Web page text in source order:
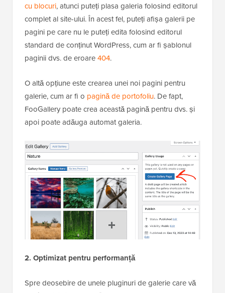
cu blocuri, atunci puteți plasa galeria folosind editorul
complet al site-ului. În acest fel, puteți afișa galerii pe
pagini pe care nu le puteți edita folosind editorul
standard de conținut WordPress, cum ar fi șablonul
paginii dvs. de eroare404.
O altă opțiune este crearea unei noi pagini pentru
galerie, cum ar fi o pagină de portofoliu. De fapt,
FooGallery poate crea această pagină pentru dvs. și
apoi poate adăuga automat galeria.
2. Optimizat pentru performanță
Spre deosebire de unele pluginuri de galerie care vă